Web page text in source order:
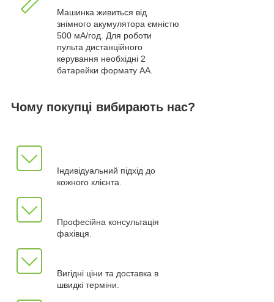
Машинка живиться від
знімного акумулятора ємністю
500 мА/год. Для роботи
пульта дистанційного
керування необхідні 2
батарейки формату AA.
Чому покупці вибирають нас?
Індивідуальний підхід до
кожного клієнта.
Професійна консультація
фахівця.
Вигідні ціни та доставка в
швидкі терміни.